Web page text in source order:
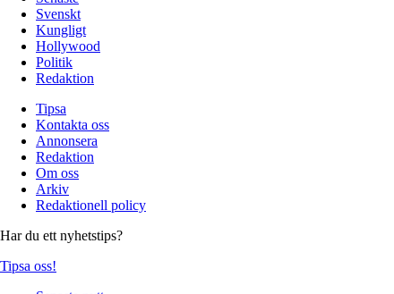
Svenskt
Kungligt
Hollywood
Politik
Redaktion
Tipsa
Kontakta oss
Annonsera
Redaktion
Om oss
Arkiv
Redaktionell policy
Har du ett nyhetstips?
Tipsa oss!